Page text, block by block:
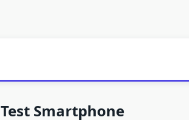
Test Smartphone